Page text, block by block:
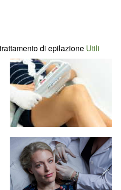
di epilazione Utili